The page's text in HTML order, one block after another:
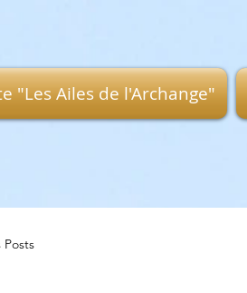
"Les Ailes de l'Archange"
Posts